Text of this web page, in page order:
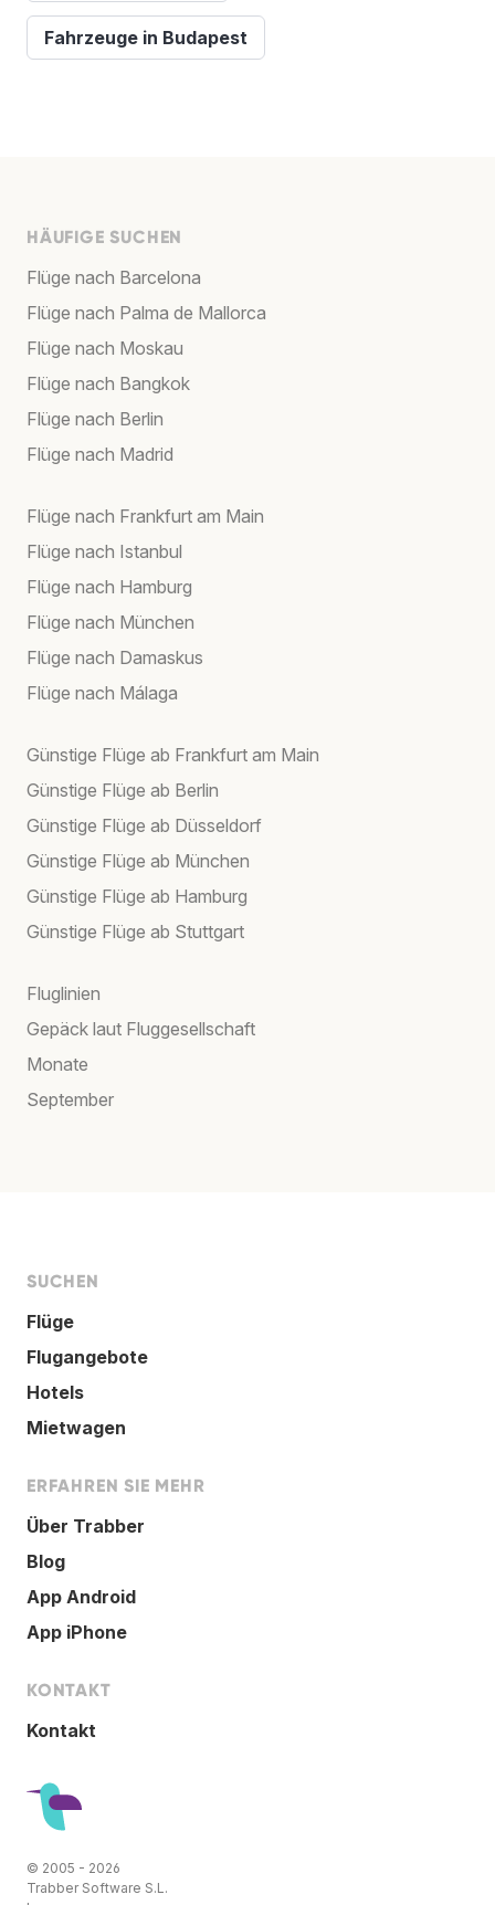
Fahrzeuge in Budapest
HÄUFIGE SUCHEN
Flüge nach Barcelona
Flüge nach Palma de Mallorca
Flüge nach Moskau
Flüge nach Bangkok
Flüge nach Berlin
Flüge nach Madrid
Flüge nach Frankfurt am Main
Flüge nach Istanbul
Flüge nach Hamburg
Flüge nach München
Flüge nach Damaskus
Flüge nach Málaga
Günstige Flüge ab Frankfurt am Main
Günstige Flüge ab Berlin
Günstige Flüge ab Düsseldorf
Günstige Flüge ab München
Günstige Flüge ab Hamburg
Günstige Flüge ab Stuttgart
Fluglinien
Gepäck laut Fluggesellschaft
Monate
September
SUCHEN
Flüge
Flugangebote
Hotels
Mietwagen
ERFAHREN SIE MEHR
Über Trabber
Blog
App Android
App iPhone
KONTAKT
Kontakt
© 2005 - 2026
Trabber Software S.L.